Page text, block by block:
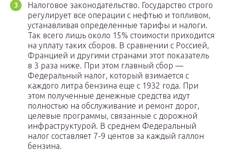
Налоговое законодательство. Государство строго
регулирует все операции с нефтью и топливом,
устанавливая определенные тарифы и налоги.
Так всего лишь около 15% стоимости приходится
на уплату таких сборов. В сравнении с Россией,
Францией и другими странами этот показатель
в 3 раза ниже. При этом главный сбор —
Федеральный налог, который взимается с
каждого литра бензина еще с 1932 года. При
этом полученные денежные средства идут
полностью на обслуживание и ремонт дорог,
целевые программы, связанные с дорожной
инфраструктурой. В среднем Федеральный
налог составляет 7-9 центов за каждый галлон
бензина.